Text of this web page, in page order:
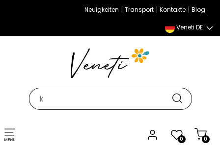
Neuigkeiten | Transport | Kontakte | Blog
Veneti DE
0 0
Umschalten
der